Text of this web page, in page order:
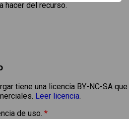
hacer del recurso.
tiene una licencia BY-NC-SA que
Leer licencia.
de uso. *